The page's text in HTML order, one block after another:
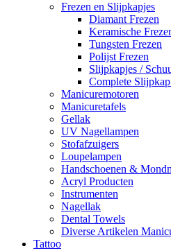
Frezen en Slijpkapjes
Diamant Frezen
Keramische
Tungsten Frezen
Polijst Frezen
Slijpkapjes /
Complete
Manicuremotoren
Manicuretafels
Gellak
UV Nagellampen
Stofafzuigers
Loupelampen
Handschoenen &
Acryl Producten
Instrumenten
Nagellak
Dental Towels
Diverse Artikelen
Tattoo